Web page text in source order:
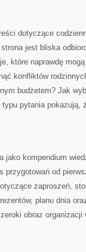
dotyczące
jest bliska
które naprawdę
konfliktów
budżetem? Jak
pytania pokazują,
jako kompendium
od
zaproszeń,
planu dnia
obraz